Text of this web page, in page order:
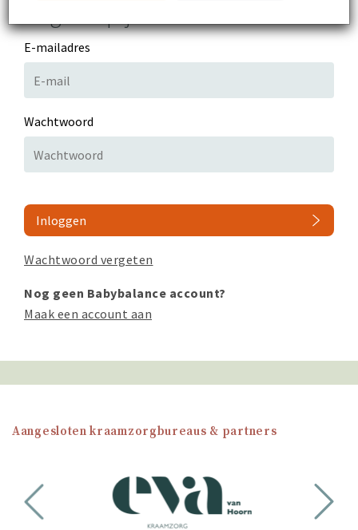
E-mailadres
Wachtwoord
Inloggen
Wachtwoord vergeten
Nog geen Babybalance account?
Maak een account aan
Aangesloten kraamzorgbureaus & partners